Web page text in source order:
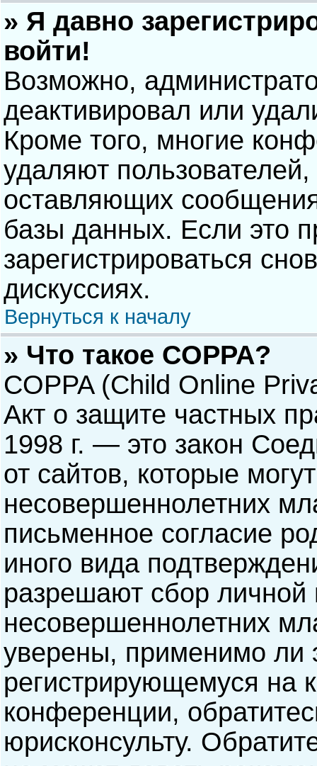
» Я давно
войти!
Возможно,
деактивировал или
Кроме того, многие
удаляют
оставляющих
базы данных. Если это
зарегистрироваться
дискуссиях.
Вернуться к началу
» Что такое COPPA?
COPPA (Child Online
Акт о защите частных
1998 г. — это закон
от сайтов, которые
несовершеннолетних
письменное согласие
иного вида
разрешают сбор
несовершеннолетних
уверены, применимо ли
регистрирующемуся на
конференции,
юрисконсульту.